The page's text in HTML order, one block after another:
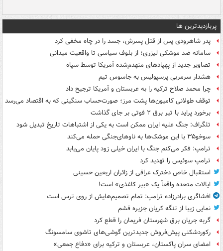
پربازدیدترین ها
پدر شاهرودی پس از قتل پسرش، جسد را در چاه مخفی کرد
سامانه ضد موشکی لیزری؛ از بلوف سیاسی تا واقعیت میدانی
تصاویر جدید از پهپادهای منهدم‌شده آمریکا توسط سپاه
هشدار سرمربی پرسپولیس به جاسوس تیم
چرا محمد صلاح ترکیه را به عربستان و آمریکا ترجیح داد
توقف طولانی کامیون‌ها پشت مرز؛ صورت‌حساب سنگینی که به اقتصاد می‌رسد
برخورد پراید با تیر برق ۲ فوتی بر جای گذاشت
تلگراف: جنگ علیه ایران ممکن است به یکی از اشتباهات تاریخ تبدیل شود
سوخو۳۵ با این موشک‌ها به ناوهای‌جنگی حمله می‌کند
ترامپ: فکر می‌کنم جنگ با ایران خیلی زود پایان می‌یابد
ترامپ سوئیس را تهدید کرد
استقبال خاص دخترک عراقی از زائران اربعین حسینی
ایالات متحده واقعاً یک «ببر کاغذی» است!
افشاگری برادرزاده ترامپ: تمام تصمیم‌هایش از روی ترس است
نمایی زیبا از تنگه کریان جزیره قشم
گربه جریان برق شهرستان فریمان را قطع کرد
رکوردشکنی پیش‌فروش جدیدترین گوشی‌های تاشوی سامسونگ
امضای سران پاکستان، عربستان و ترکیه برای «دفاع جمعی»